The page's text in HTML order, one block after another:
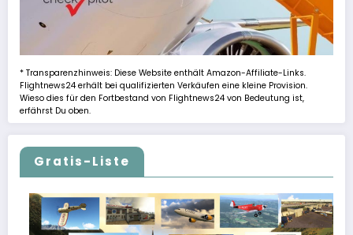
* Transparenzhinweis: Diese Website enthält Amazon-Affiliate-Links.
Flightnews24 erhält bei qualifizierten Verkäufen eine kleine Provision.
Wieso dies für den Fortbestand von Flightnews24 von Bedeutung ist,
erfährst Du oben.
Gratis-Liste